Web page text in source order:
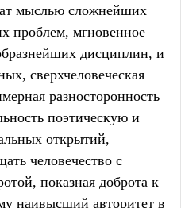
мыслью сложнейших
проблем, мгновенное
дисциплин, и
сверхчеловеческая
разносторонность
поэтическую и
открытий,
человечество с
показная доброта к
наивысший авторитет в